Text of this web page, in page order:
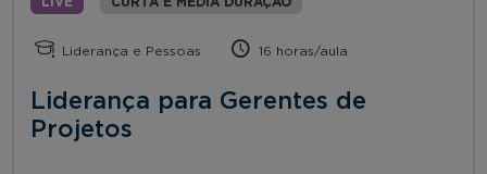
Liderança e Pessoas 16 horas/aula
Liderança para Gerentes de
Projetos